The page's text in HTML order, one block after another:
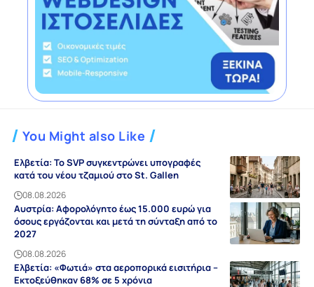
You Might also Like
Ελβετία: Το SVP συγκεντρώνει υπογραφές
κατά του νέου τζαμιού στο St. Gallen
08.08.2026
Αυστρία: Αφορολόγητο έως 15.000 ευρώ για
όσους εργάζονται και μετά τη σύνταξη από το
2027
08.08.2026
Ελβετία: «Φωτιά» στα αεροπορικά εισιτήρια –
Εκτοξεύθηκαν 68% σε 5 χρόνια